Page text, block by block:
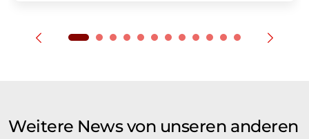
Weitere News von unseren anderen